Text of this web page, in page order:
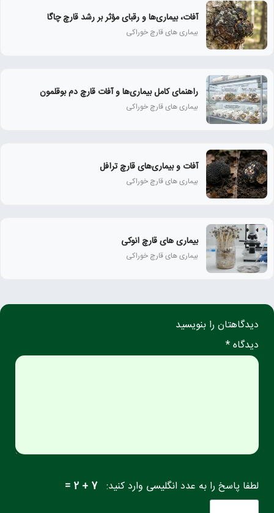
آفات، بیماری‌ها و رقبای مؤثر بر رشد قارچ چاگا
بیماری های قارچ خوراکی
راهنمای کامل بیماری‌ها و آفات قارچ دم بوقلمون
بیماری های قارچ خوراکی
آفات و بیماری‌های قارچ ترافل
بیماری های قارچ خوراکی
بیماری‌ های قارچ انوکی
بیماری های قارچ خوراکی
دیدگاهتان را بنویسید
دیدگاه *
لطفا پاسخ را به عدد انگلیسی وارد کنید: 7 + 2 =